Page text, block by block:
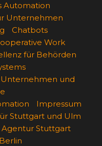
Automation
Unternehmen
Chatbots
Work
für Behörden
Unternehmen und
Impressum
Stuttgart und Ulm
Agentur Stuttgart